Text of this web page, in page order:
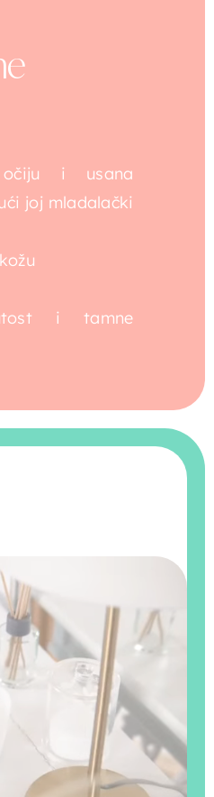
očiju i usana
joj mladalački
i tamne